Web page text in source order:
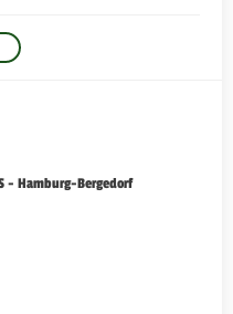
- Hamburg-Bergedorf